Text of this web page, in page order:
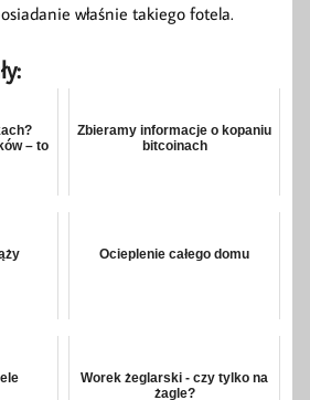
właśnie takiego fotela.
– to
Zbieramy informacje o kopaniu
bitcoinach
Ocieplenie całego domu
Worek żeglarski - czy tylko na
żagle?